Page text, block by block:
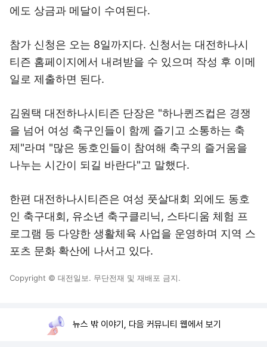
에도 상금과 메달이 수여된다.
참가 신청은 오는 8일까지다. 신청서는 대전하나시
티즌 홈페이지에서 내려받을 수 있으며 작성 후 이메
일로 제출하면 된다.
김원택 대전하나시티즌 단장은 "하나퀸즈컵은 경쟁
을 넘어 여성 축구인들이 함께 즐기고 소통하는 축
제"라며 "많은 동호인들이 참여해 축구의 즐거움을
나누는 시간이 되길 바란다"고 말했다.
한편 대전하나시티즌은 여성 풋살대회 외에도 동호
인 축구대회, 유소년 축구클리닉, 스타디움 체험 프
로그램 등 다양한 생활체육 사업을 운영하며 지역 스
포츠 문화 확산에 나서고 있다.
Copyright © 대전일보. 무단전재 및 재배포 금지.
뉴스 밖 이야기, 다음 커뮤니티 웹에서 보기